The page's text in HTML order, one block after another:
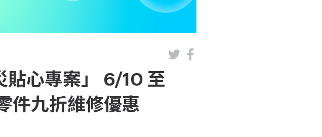
心專案」 6/10 至
件九折維修優惠